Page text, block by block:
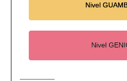
Nivel
Nivel